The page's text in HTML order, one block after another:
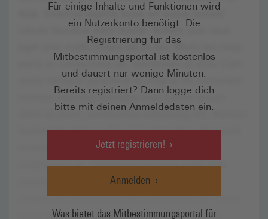
Für einige Inhalte und Funktionen wird
ein Nutzerkonto benötigt. Die
Registrierung für das
Mitbestimmungsportal ist kostenlos
und dauert nur wenige Minuten.
Bereits registriert? Dann logge dich
bitte mit deinen Anmeldedaten ein.
Jetzt registrieren!
Anmelden
Was bietet das Mitbestimmungsportal für